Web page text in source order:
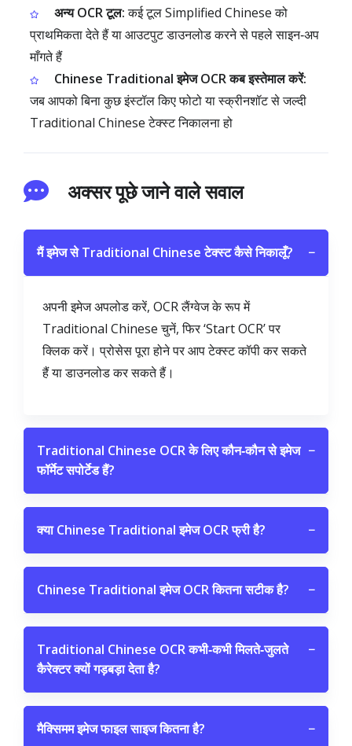
अन्य OCR टूल:कई टूल Simplified Chinese को
प्राथमिकता देते हैं या आउटपुट डाउनलोड करने से पहले साइन‑अप
माँगते हैं
Chinese Traditional इमेज OCR कब इस्तेमाल करें:
जब आपको बिना कुछ इंस्टॉल किए फोटो या स्क्रीनशॉट से जल्दी
Traditional Chinese टेक्स्ट निकालना हो
अक्सर पूछे जाने वाले सवाल
मैं इमेज से Traditional Chinese टेक्स्ट कैसे निकालूँ? −
अपनी इमेज अपलोड करें, OCR लैंग्वेज के रूप में
Traditional Chinese चुनें, फिर ‘Start OCR’ पर
क्लिक करें। प्रोसेस पूरा होने पर आप टेक्स्ट कॉपी कर सकते
हैं या डाउनलोड कर सकते हैं।
Traditional Chinese OCR के लिए कौन‑कौन से इमेज
फॉर्मेट सपोर्टेड हैं?
−
क्या Chinese Traditional इमेज OCR फ्री है? −
Chinese Traditional इमेज OCR कितना सटीक है? −
Traditional Chinese OCR कभी‑कभी मिलते‑जुलते
कैरेक्टर क्यों गड़बड़ा देता है?
−
मैक्सिमम इमेज फाइल साइज कितना है? −